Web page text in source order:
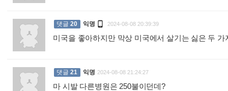
댓글 20 익명  2024-08-08 20:39:39
미국을 좋아하지만 막상 미국에서 살기는 싫은 두
댓글 21 익명 2024-08-08 21:24:27
마 시발 다른병원은 250불이던데?